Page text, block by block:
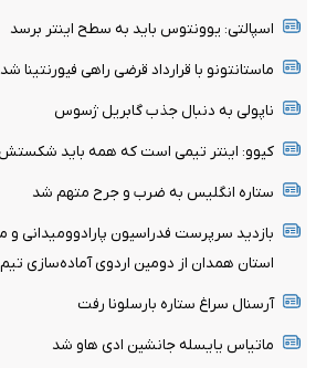
اسپالتی: یوونتوس باید به سطح اینتر برسد
ماستانتونو با قرارداد قرضی راهی فیورنتینا شد
ناپولی به دنبال جذب گابریل ژسوس
کیوو: اینتر تیمی است که همه باید
ستاره انگلیس به ضرب و جرح متهم شد
بازدید سرپرست فدراسیون پارادوومیدانی
استان همدان از دومین اردوی آماده‌سازی
آرسنال سراغ ستاره بارسلونا رفت
ماتیاس یایسله جانشین ادی هاو شد